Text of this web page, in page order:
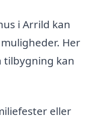
i Arrild kan
Her
tilbygning kan
eller